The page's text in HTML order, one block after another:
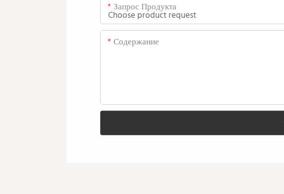
Запрос Продукта
Содержание